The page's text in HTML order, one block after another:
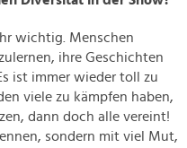
wichtig. Menschen
ihre Geschichten
ist immer wieder toll zu
viele zu kämpfen haben,
dann doch alle vereint!
sondern mit viel Mut,